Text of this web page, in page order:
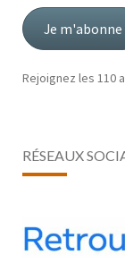
mail
Je m'abonne
Rejoignez les 110
RÉSEAUX